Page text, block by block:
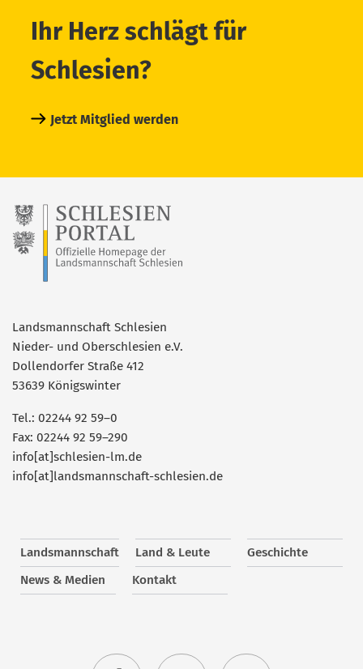
Ihr Herz schlägt für
Schlesien?
Jetzt Mitglied werden
Landsmannschaft Schlesien
Nieder- und Oberschlesien e.V.
Dollendorfer Straße 412
53639 Königswinter
Tel.: 02244 92 59–0
Fax: 02244 92 59–290
info[at]schlesien-lm.de
info[at]landsmannschaft-schlesien.de
Landsmannschaft Land & Leute
Geschichte
News & Medien
Kontakt